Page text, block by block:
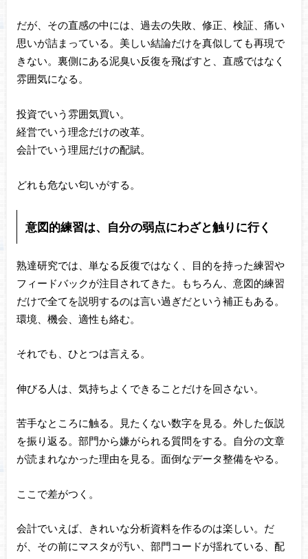
だが、その直感の中には、過去の失敗、修正、検証、痛い
思いが詰まっている。美しい結論だけを真似しても再現で
きない。裏側にある泥臭い反復を飛ばすと、直感ではなく
雰囲気になる。
投資でいう雰囲気買い。
経営でいう理念だけの改革。
会計でいう理屈だけの配賦。
どれも危ない匂いがする。
意図的練習は、自分の弱点にわざと触りに行く
熟達研究では、単なる反復ではなく、目的を持った練習や
フィードバックが注目されてきた。もちろん、意図的練習
だけで全てを説明するのは言い過ぎだという補正もある。
環境、機会、適性も絡む。
それでも、ひとつは言える。
伸びる人は、気持ちよくできることだけを回さない。
苦手なところに触る。見たくない数字を見る。外した仮説
を振り返る。部門から嫌がられる質問をする。自分の文章
が読まれなかった理由を見る。面倒なデータ整備をやる。
ここで差がつく。
会計でいえば、きれいな分析資料を作るのは楽しい。だ
が、その前にマスタが汚い、部門コードが揺れている、配